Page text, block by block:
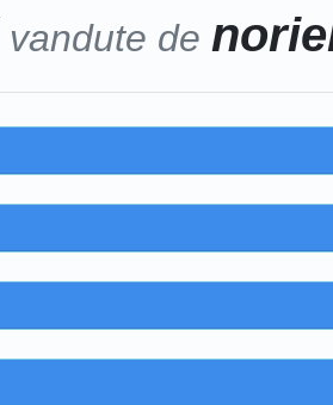
vandute de